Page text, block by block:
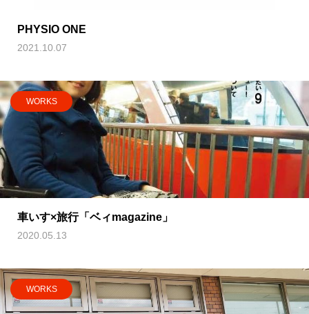
PHYSIO ONE
2021.10.07
WORKS
車いす×旅行「ベィmagazine」
2020.05.13
WORKS